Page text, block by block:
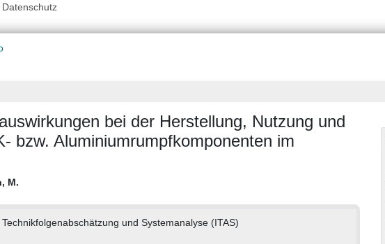
Datenschutz
bei der Herstellung, Nutzung und
bzw. Aluminiumrumpfkomponenten im
M.
und Systemanalyse (ITAS)